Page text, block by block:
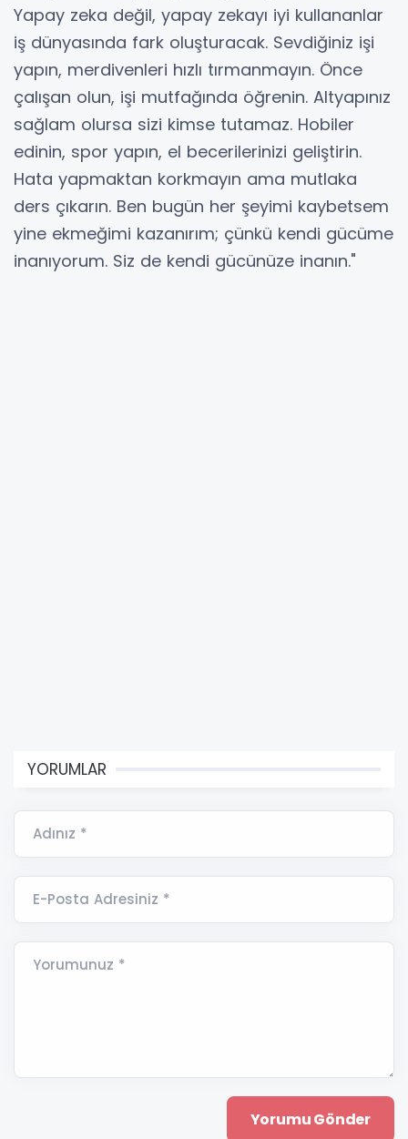
Yapay zeka değil, yapay zekayı iyi kullananlar
iş dünyasında fark oluşturacak. Sevdiğiniz işi
yapın, merdivenleri hızlı tırmanmayın. Önce
çalışan olun, işi mutfağında öğrenin. Altyapınız
sağlam olursa sizi kimse tutamaz. Hobiler
edinin, spor yapın, el becerilerinizi geliştirin.
Hata yapmaktan korkmayın ama mutlaka
ders çıkarın. Ben bugün her şeyimi kaybetsem
yine ekmeğimi kazanırım; çünkü kendi gücüme
inanıyorum. Siz de kendi gücünüze inanın."
YORUMLAR
Adınız *
E-Posta Adresiniz *
Yorumunuz *